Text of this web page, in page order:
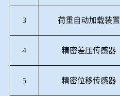
3 荷重自动加载装置
4 精密差压传感器
5 精密位移传感器